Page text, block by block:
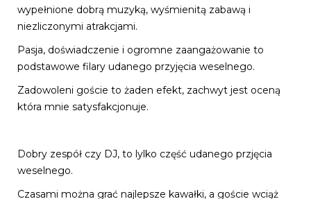
wypełnione dobrą muzyką, wyśmienitą zabawą i
niezliczonymi atrakcjami.
Pasja, doświadczenie i ogromne zaangażowanie to
podstawowe filary udanego przyjęcia weselnego.
Zadowoleni goście to żaden efekt, zachwyt jest oceną
która mnie satysfakcjonuje.
Dobry zespół czy DJ, to lylko część udanego przjęcia
weselnego.
Czasami można grać najlepsze kawałki, a goście wciąż